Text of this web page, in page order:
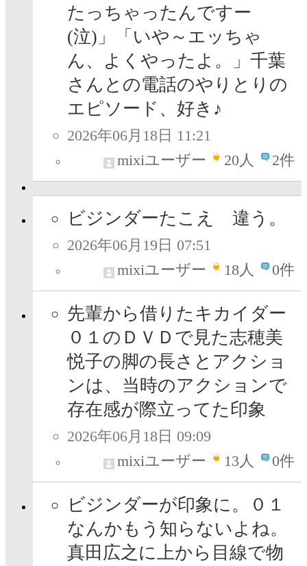
たっちゃったんですー
(泣)」「いや～エッちゃ
ん、よくやったよ。」千葉
さんとの電話のやりとりの
エピソード、好き♪
2026年06月18日 11:21
mixiユーザー
20人 2件
ビジンダーたこえ 違う。
2026年06月19日 07:51
mixiユーザー
18人 0件
先輩から借りたキカイダー
０１のＤＶＤで見た志穂美
悦子の脚の長さとアクショ
ンは、当時のアクションで
存在感が際立ってた印象
2026年06月18日 09:09
mixiユーザー
13人 0件
ビジンダーが印象に。０１
なんかもう知らないよね。
真田広之に上から目線で物